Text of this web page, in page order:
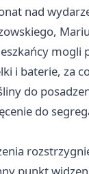
nad
mogli
i baterie, za
do
do